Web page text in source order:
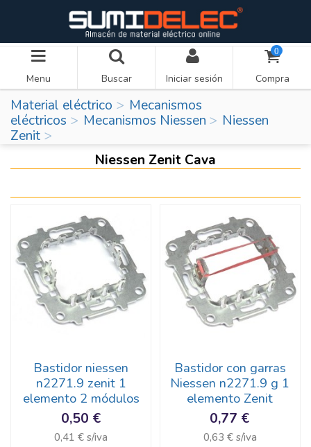
Menu Buscar Iniciar sesión
0
Compra
Material eléctrico
Mecanismos
eléctricos
Mecanismos Niessen
Niessen
Zenit
Niessen Zenit Cava
Bastidor niessen
n2271.9 zenit 1
elemento 2 módulos
0,50 €
0,41 € s/iva
Bastidor con garras
Niessen n2271.9 g 1
elemento Zenit
0,77 €
0,63 € s/iva